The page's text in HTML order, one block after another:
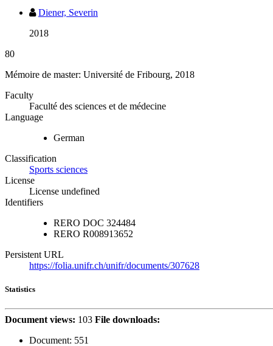
Diener, Severin
2018
80
Mémoire de master: Université de Fribourg, 2018
Faculty
Faculté des sciences et de médecine
Language
German
Classification
Sports sciences
License
License undefined
Identifiers
RERO DOC 324484
RERO R008913652
Persistent URL
https://folia.unifr.ch/unifr/documents/307628
Statistics
Document views: 103 File downloads:
Document: 551